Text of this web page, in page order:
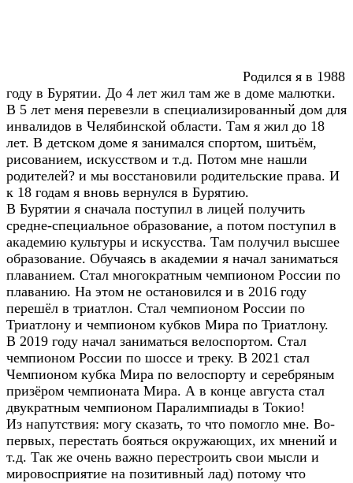
Родился я в 1988
году в Бурятии. До 4 лет жил там же в доме малютки.
В 5 лет меня перевезли в специализированный дом для
инвалидов в Челябинской области. Там я жил до 18
лет. В детском доме я занимался спортом, шитьём,
рисованием, искусством и т.д. Потом мне нашли
родителей? и мы восстановили родительские права. И
к 18 годам я вновь вернулся в Бурятию.
В Бурятии я сначала поступил в лицей получить
средне-специальное образование, а потом поступил в
академию культуры и искусства. Там получил высшее
образование. Обучаясь в академии я начал заниматься
плаванием. Стал многократным чемпионом России по
плаванию. На этом не остановился и в 2016 году
перешёл в триатлон. Стал чемпионом России по
Триатлону и чемпионом кубков Мира по Триатлону.
В 2019 году начал заниматься велоспортом. Стал
чемпионом России по шоссе и треку. В 2021 стал
Чемпионом кубка Мира по велоспорту и серебряным
призёром чемпионата Мира. А в конце августа стал
двукратным чемпионом Паралимпиады в Токио!
Из напутствия: могу сказать, то что помогло мне. Во-
первых, перестать бояться окружающих, их мнений и
т.д. Так же очень важно перестроить свои мысли и
мировосприятие на позитивный лад) потому что